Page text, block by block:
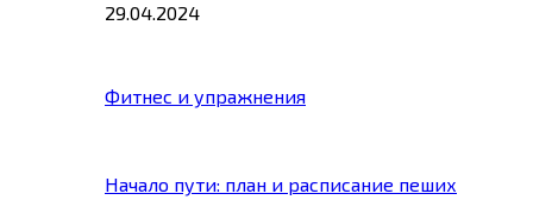
29.04.2024
Фитнес и упражнения
Начало пути: план и расписание пеших